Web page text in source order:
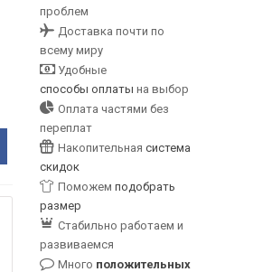
проблем
Доставка почти по
всему миру
Удобные
способы оплаты на выбор
Оплата частями без
переплат
Накопительная система
скидок
Поможем подобрать
размер
Стабильно работаем и
развиваемся
Много положительных